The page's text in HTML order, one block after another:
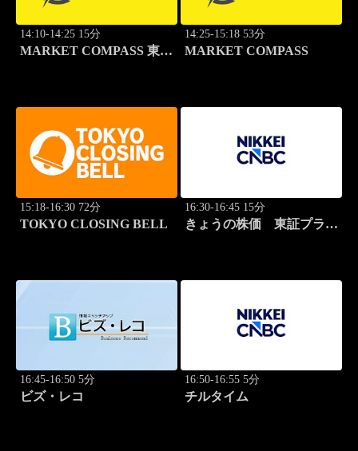
14:10-14:25 15分
MARKET COMPASS 東証
14:25-15:18 53分
MARKET COMPASS
15:18-16:30 72分
TOKYO CLOSING BELL
16:30-16:45 15分
きょうの株価 東証プライ
16:45-16:50 5分
ビズ・レコ
16:50-16:55 5分
チルタイム